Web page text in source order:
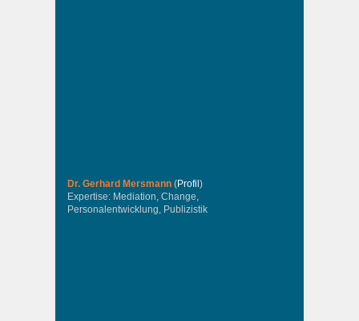
Dr. Gerhard Mersmann (Profil )
Expertise: Mediation, Change,
Personalentwicklung, Publizistik